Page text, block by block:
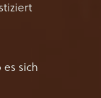
sich